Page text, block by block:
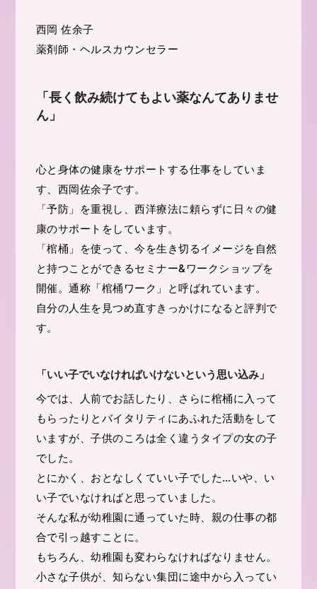
西岡 佐余子
薬剤師・ヘルスカウンセラー
「長く飲み続けてもよい薬なんてありませ
ん」
心と身体の健康をサポートする仕事をしていま
す、西岡佐余子です。
「予防」を重視し、西洋療法に頼らずに日々の健
康のサポートをしています。
「棺桶」を使って、今を生き切るイメージを自然
と持つことができるセミナー&ワークショップを
開催。通称「棺桶ワーク」と呼ばれています。
自分の人生を見つめ直すきっかけになると評判で
す。
「いい子でいなければいけないという思い込み」
今では、人前でお話したり、さらに棺桶に入って
もらったりとバイタリティにあふれた活動をして
いますが、子供のころは全く違うタイプの女の子
でした。
とにかく、おとなしくていい子でした…いや、い
い子でいなければと思っていました。
そんな私が幼稚園に通っていた時、親の仕事の都
合で引っ越すことに。
もちろん、幼稚園も変わらなければなりません。
小さな子供が、知らない集団に途中から入ってい